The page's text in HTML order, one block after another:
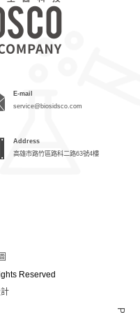
E-mail
service@biosidsco.com
Address
高雄市路竹區路科二路63號4樓
Reserved